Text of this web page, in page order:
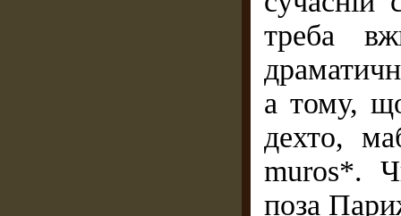
треба
а тому,
дехто,
muros*.
поза